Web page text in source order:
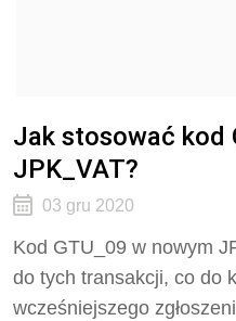
Jak stosować kod
JPK_VAT?
03 gru 2020
Kod GTU_09 w nowym
do tych transakcji, co do
wcześniejszego